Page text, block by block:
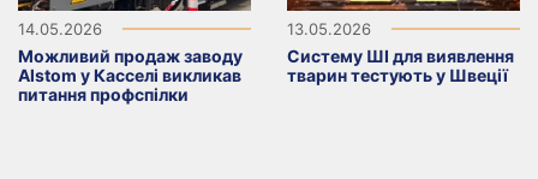
14.05.2026
Можливий продаж заводу
Alstom у Касселі викликав
питання профспілки
13.05.2026
Систему ШІ для виявлення
тварин тестують у Швеції